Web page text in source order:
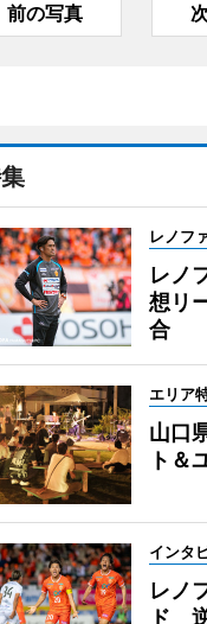
前の写真
レノフ
レノ
想リ
合
エリア
山口
ト＆
インタ
レノ
ド